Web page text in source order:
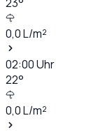
0,0L/m²
02:00Uhr
22°
0,0L/m²